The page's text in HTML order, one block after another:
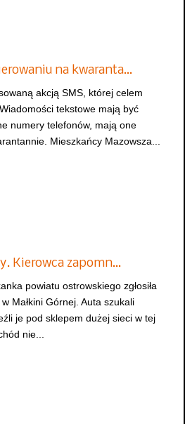
na kwaranta…
akcją SMS, której celem
tekstowe mają być
numery telefonów, mają one
Mieszkańcy Mazowsza...
Kierowca zapomn…
powiatu ostrowskiego zgłosiła
Małkini Górnej. Auta szukali
je pod sklepem dużej sieci w tej
nie...